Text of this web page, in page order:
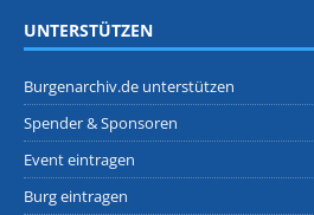
UNTERSTÜTZEN
Burgenarchiv.de unterstützen
Spender & Sponsoren
Event eintragen
Burg eintragen